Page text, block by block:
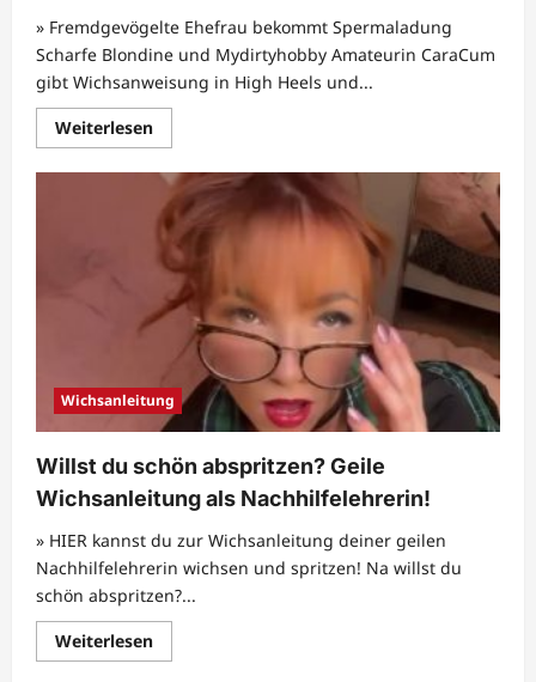
» Fremdgevögelte Ehefrau bekommt Spermaladung
Scharfe Blondine und Mydirtyhobby Amateurin CaraCum
gibt Wichsanweisung in High Heels und...
WeiterlesenMehr
Informationen
Cara
Cum
in
Nylons
und
High
Heels
gibt
Wichsanleitung
auf
dem
Wichsanleitung
Willst du schön abspritzen? Geile
Wichsanleitung als Nachhilfelehrerin!
» HIER kannst du zur Wichsanleitung deiner geilen
Nachhilfelehrerin wichsen und spritzen! Na willst du
schön abspritzen?...
WeiterlesenMehr
Informationen